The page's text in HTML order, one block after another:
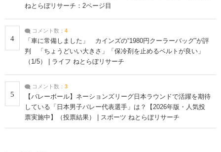
ねとらぼリサーチ：2ページ目
4
コメント数： 4
「車に常備しました」 カインズの“1980円クーラーバッグ”が評
判 「ちょうどいい大きさ」「保冷剤を止めるベルトが良い」
（1/5） | ライフ ねとらぼリサーチ
5
コメント数： 3
【バレーボール】ネーションズリーグ日本ラウンドで活躍を期待
している「日本男子バレー代表選手」は？【2026年版・人気投
票実施中】（投票結果） | スポーツ ねとらぼリサーチ